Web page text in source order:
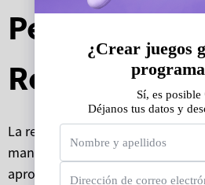
Pena Jugar
Rooms
La respuesta es un sí rotundo.
manera divertida y diferente de
aprovechas y mejoras tus